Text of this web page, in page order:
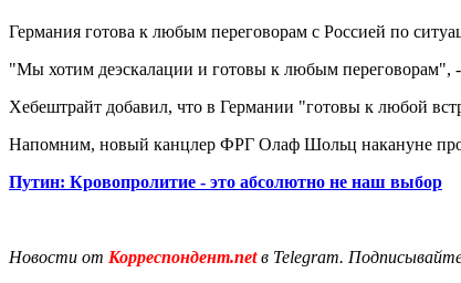
Германия готова к любым переговорам с Россией по
"Мы хотим деэскалации и готовы к любым переговорам", -
Хебештрайт добавил, что в Германии "готовы к любой
Напомним, новый канцлер ФРГ Олаф Шольц накануне
Путин: Кровопролитие - это абсолютно не наш выбор
Новости от Корреспондент.netв Telegram.